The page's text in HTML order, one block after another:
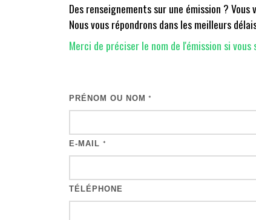
Des renseignements sur une émission ?
Nous vous répondrons dans les meilleurs
Merci de préciser le nom de l'émission si
PRÉNOM OU NOM *
E-MAIL *
TÉLÉPHONE